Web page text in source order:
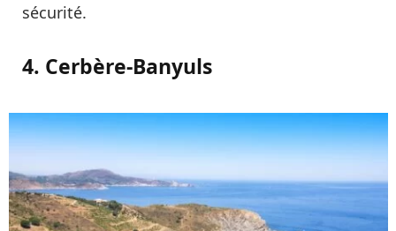
sécurité.
4. Cerbère-Banyuls